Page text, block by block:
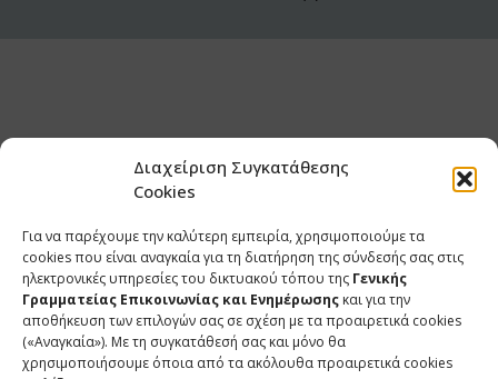
Διαχείριση Συγκατάθεσης
Cookies
Για να παρέχουμε την καλύτερη εμπειρία, χρησιμοποιούμε τα
cookies που είναι αναγκαία για τη διατήρηση της σύνδεσής σας στις
ηλεκτρονικές υπηρεσίες του δικτυακού τόπου της Γενικής
Γραμματείας Επικοινωνίας και Ενημέρωσης και για την
αποθήκευση των επιλογών σας σε σχέση με τα προαιρετικά cookies
(«Αναγκαία»). Με τη συγκατάθεσή σας και μόνο θα
χρησιμοποιήσουμε όποια από τα ακόλουθα προαιρετικά cookies
ΕΠΙΚΟΙΝΩΝΙΑ